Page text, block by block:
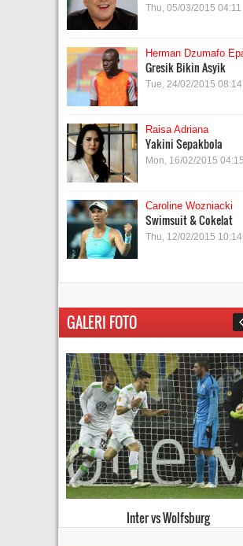
Thu, 05/03/2015 04:11
Herman Dzumafo
Gresik Bikin Asyik
Tue, 24/02/2015 08:14
Raisa Adriana
Yakini Sepakbola
Mon, 16/02/2015 04:15
Caroline Wozniacki
Swimsuit & Cokelat
Thu, 12/02/2015 10:14
GALERI FOTO
Kiev vs Everton